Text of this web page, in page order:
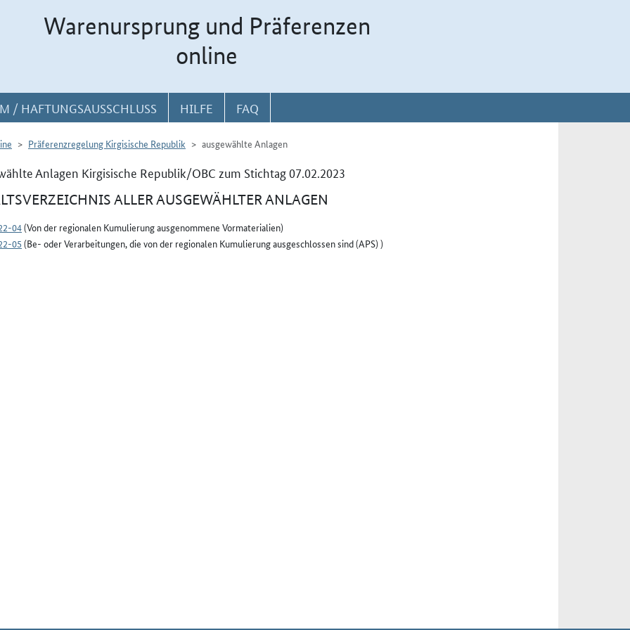
Warenursprung und Präferenzen
online
/ HAFTUNGSAUSSCHLUSS HILFE FAQ
Präferenzregelung Kirgisische Republik ausgewählte Anlagen
Anlagen Kirgisische Republik/OBC zum Stichtag 07.02.2023
ALLER AUSGEWÄHLTER ANLAGEN
04(Von der regionalen Kumulierung ausgenommene Vormaterialien)
05 (Be- oder Verarbeitungen, die von der regionalen Kumulierung ausgeschlossen sind (APS) )